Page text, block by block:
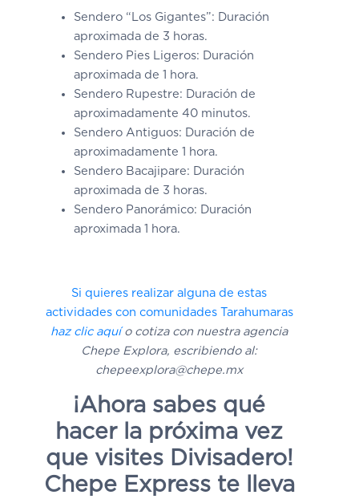
Sendero “Los Gigantes”: Duración
aproximada de 3 horas.
Sendero Pies Ligeros: Duración
aproximada de 1 hora.
Sendero Rupestre: Duración de
aproximadamente 40 minutos.
Sendero Antiguos: Duración de
aproximadamente 1 hora.
Sendero Bacajipare: Duración
aproximada de 3 horas.
Sendero Panorámico: Duración
aproximada 1 hora.
Si quieres realizar alguna de estas
actividades con comunidades Tarahumaras
haz clic aquío cotiza con nuestra agencia
Chepe Explora, escribiendo al:
chepeexplora@chepe.mx
¡Ahora sabes qué
hacer la próxima vez
que visites Divisadero!
Chepe Express te lleva